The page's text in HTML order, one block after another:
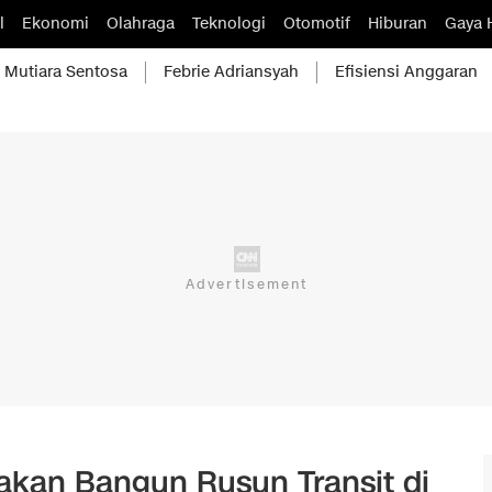
Ekonomi Olahraga Teknologi Otomotif Hiburan Gaya
Mutiara Sentosa Febrie Adriansyah Efisiensi Anggaran
Bangun Rusun Transit di